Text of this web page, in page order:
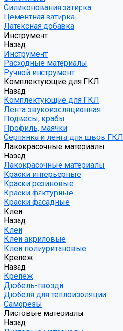
Силиконования затирка
Цементная затирка
Латексная добавка
Инструмент
Назад
Инструмент
Расходные материалы
Ручной инструмент
Комплектующие для ГКЛ
Назад
Комплектующие для ГКЛ
Лента звукоизоляционная
Подвесы, крабы
Профиль, маячки
Серпянка и лента для швов ГКЛ
Лакокрасочные материалы
Назад
Лакокрасочные материалы
Краски интерьерные
Краски резиновые
Краски фактурные
Краски фасадные
Клеи
Назад
Клеи
Клеи акриловые
Клеи полиуритановые
Крепеж
Назад
Крепеж
Дюбель-гвозди
Дюбеля для теплоизоляции
Саморезы
Листовые материалы
Назад